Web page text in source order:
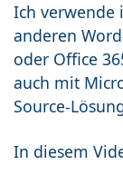
Ich verwende
anderen
oder Office
auch mit
Source-
In diesem